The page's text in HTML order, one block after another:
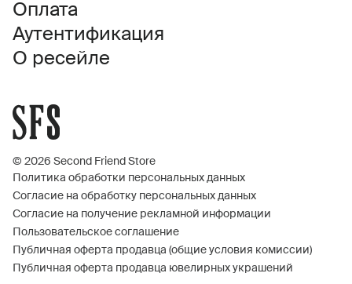
Оплата
Аутентификация
О ресейле
© 2026 Second Friend Store
Политика обработки персональных данных
Согласие на обработку персональных данных
Согласие на получение рекламной информации
Пользовательское соглашение
Публичная оферта продавца (общие условия комиссии)
Публичная оферта продавца ювелирных украшений